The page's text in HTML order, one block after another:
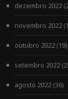
dezembro 2022
novembro 2022
outubro 2022(19)
setembro 2022
agosto 2022(36)